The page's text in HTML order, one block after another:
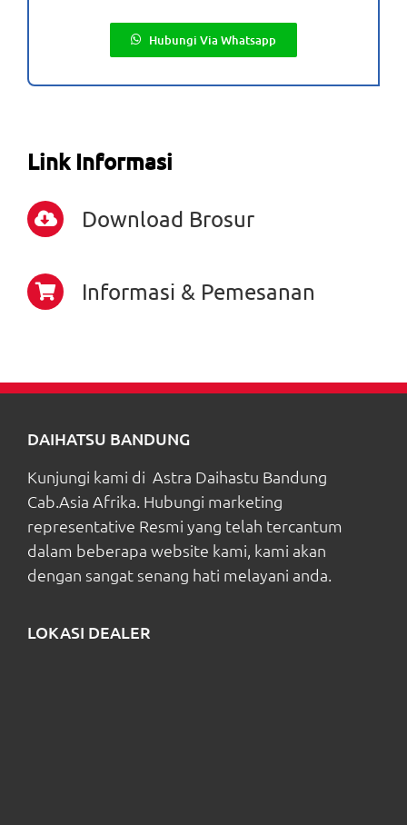
Hubungi Via Whatsapp
Link Informasi
Download Brosur
Informasi & Pemesanan
DAIHATSU BANDUNG
Kunjungi kami di Astra Daihastu Bandung
Cab.Asia Afrika. Hubungi marketing
representative Resmi yang telah tercantum
dalam beberapa website kami, kami akan
dengan sangat senang hati melayani anda.
LOKASI DEALER